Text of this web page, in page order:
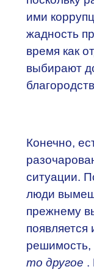
ими
жадность
время как
выбирают
Конечно,
ситуации.
люди
прежнему
появляется
решимость,
то другое .